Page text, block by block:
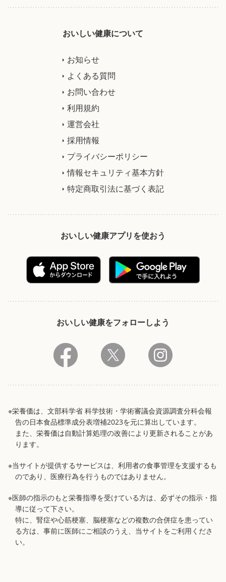
おいしい健康について
お知らせ
よくある質問
お問い合わせ
利用規約
運営会社
採用情報
プライバシーポリシー
情報セキュリティ基本方針
特定商取引法に基づく表記
おいしい健康アプリを使おう
おいしい健康をフォローしよう
※栄養価は、文部科学省 科学技術・学術審議会資源調査分科会報
告の日本食品標準成分表増補2023を元に算出しています。
また、栄養価は自動計算処理の改善により更新されることがあ
ります。
※当サイトが提供するサービスは、利用者の食事管理を支援するも
のであり、医療行為を行うものではありません。
※医師の指示のもと栄養指導を受けている方は、必ずその指示・指
導に従って下さい。
特に、腎症や心筋梗塞、脳梗塞などの複数の合併症を患ってい
る方は、事前に医師にご相談のうえ、当サイトをご利用くださ
い。